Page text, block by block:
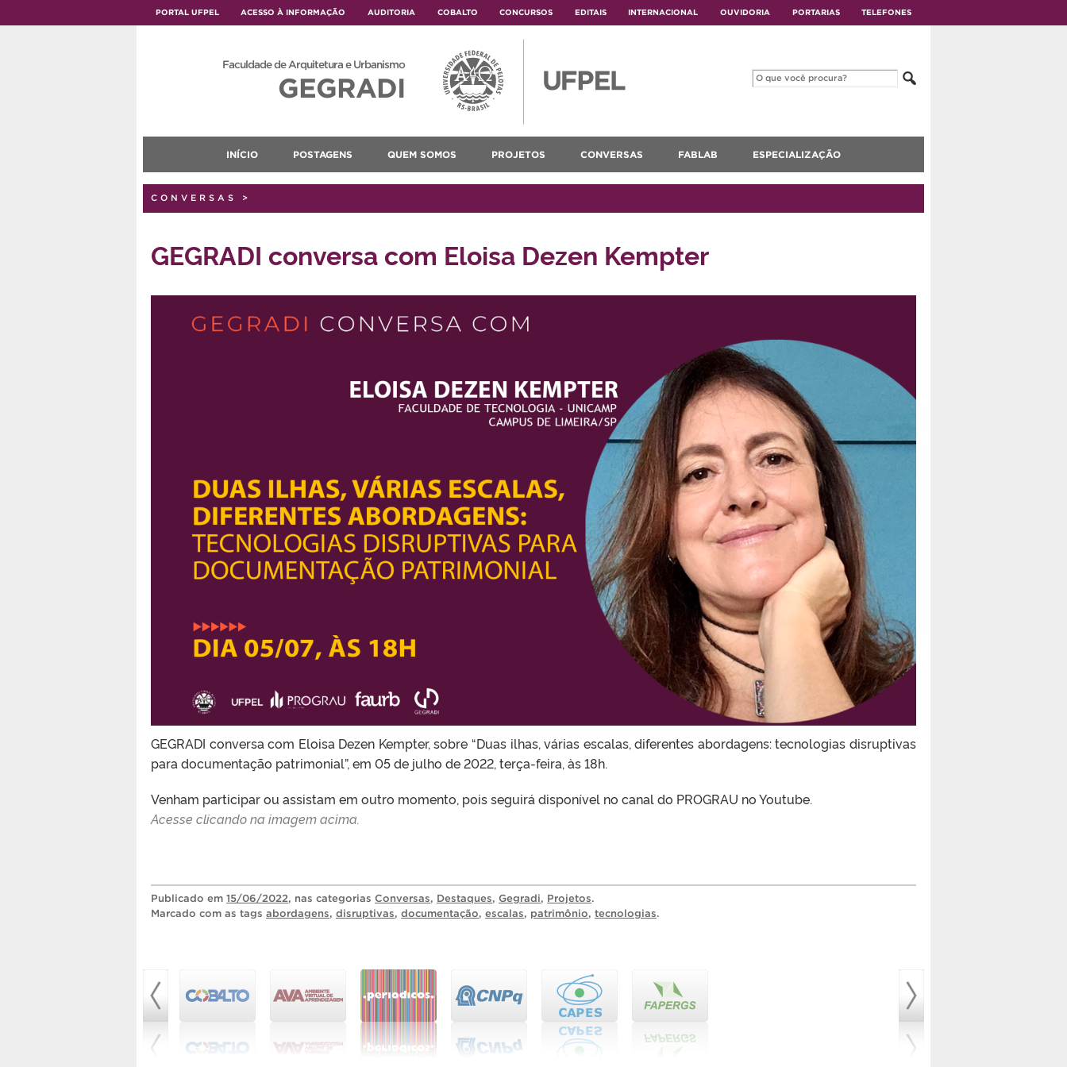
PORTAL UFPEL ACESSO À INFORMAÇÃO AUDITORIA COBALTO CONCURSOS EDITAIS INTERNACIONAL OUVIDORIA PORTARIAS TELEFONES
Faculdade de Arquitetura e Urbanismo
GEGRADI
INÍCIO POSTAGENS QUEM SOMOS PROJETOS CONVERSAS FABLAB ESPECIALIZAÇÃO
CONVERSAS >
GEGRADI conversa com Eloisa Dezen Kempter
GEGRADI conversa com Eloisa Dezen Kempter, sobre “Duas ilhas, várias escalas, diferentes abordagens: tecnologias disruptivas
para documentação patrimonial”, em 05 de julho de 2022, terça-feira, às 18h.
Venham participar ou assistam em outro momento, pois seguirá disponível no canal do PROGRAU no Youtube.
Acesse clicando na imagem acima.
Publicado em 15/06/2022, nas categorias Conversas, Destaques, Gegradi, Projetos.
Marcado com as tags abordagens, disruptivas, documentação, escalas, patrimônio, tecnologias.